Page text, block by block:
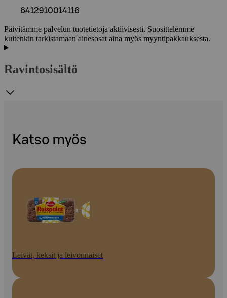
6412910014116
Päivitämme palvelun tuotetietoja aktiivisesti. Suosittelemme
kuitenkin tarkistamaan ainesosat aina myös myyntipakkauksesta.
Ravintosisältö
Katso myös
Leivät, keksit ja leivonnaiset